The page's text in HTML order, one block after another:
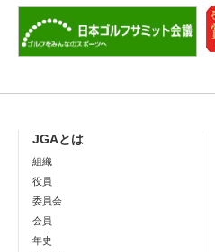
JGAとは
組織
役員
委員会
会員
年史